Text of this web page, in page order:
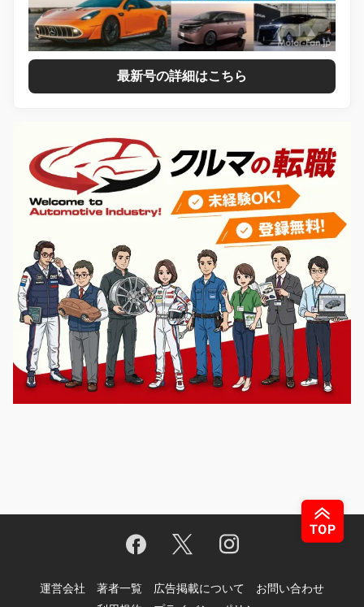
最新号の詳細はこちら
運営会社 著者一覧 広告掲載について
お問い合わせ